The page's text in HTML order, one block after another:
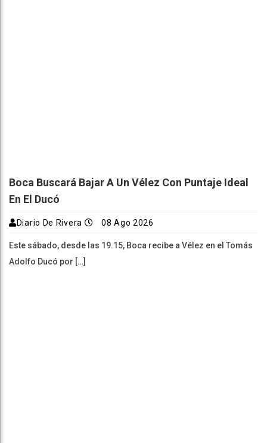
Boca Buscará Bajar A Un Vélez Con Puntaje Ideal
En El Ducó
Diario De Rivera 08 Ago 2026
Este sábado, desde las 19.15, Boca recibe a Vélez en el Tomás
Adolfo Ducó por […]